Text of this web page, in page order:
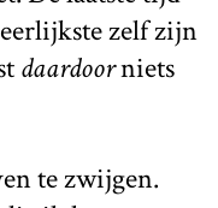
zelf zijn
daardoorniets
te zwijgen.